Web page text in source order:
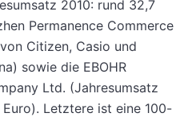
2010: rund 32,7
Permanence Commerce
Citizen, Casio und
sowie die EBOHR
Ltd. (Jahresumsatz
Letztere ist eine 100-